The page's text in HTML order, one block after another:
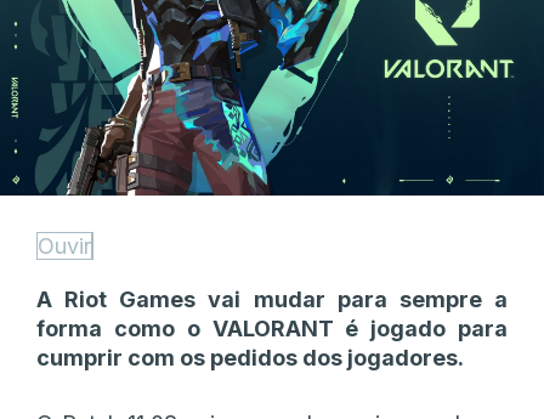
Ouvir
A Riot Games vai mudar para sempre a
forma como o VALORANT é jogado para
cumprir com os pedidos dos jogadores.